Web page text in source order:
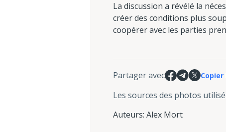
La discussion a révélé la
créer des conditions plus
coopérer avec les parties
Partager avec
Les sources des photos
Auteurs: Alex Mort